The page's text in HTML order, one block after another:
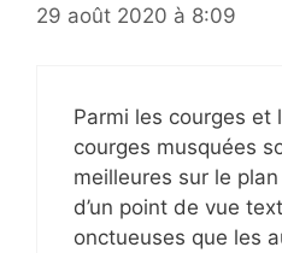
29 août 2020 à 8:09
Parmi les courges et
courges musquées
meilleures sur le
d’un point de vue
onctueuses que les